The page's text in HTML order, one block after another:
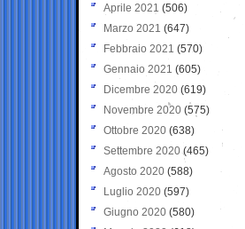
Aprile 2021 (506)
Marzo 2021 (647)
Febbraio 2021 (570)
Gennaio 2021 (605)
Dicembre 2020 (619)
Novembre 2020 (575)
Ottobre 2020 (638)
Settembre 2020(465)
Agosto 2020 (588)
Luglio 2020 (597)
Giugno 2020 (580)